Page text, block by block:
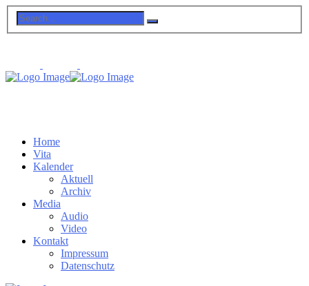
Home
Vita
Kalender
Aktuell
Archiv
Media
Audio
Video
Kontakt
Impressum
Datenschutz